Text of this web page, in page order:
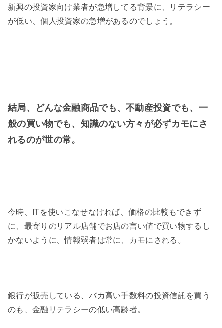
新興の投資家向け業者が急増してる背景に、リテラシー
が低い、個人投資家の急増があるのでしょう。
結局、どんな金融商品でも、不動産投資でも、一
般の買い物でも、知識のない方々が必ずカモにさ
れるのが世の常。
今時、ITを使いこなせなければ、価格の比較もできず
に、最寄りのリアル店舗でお店の言い値で買い物するし
かないように、情報弱者は常に、カモにされる。
銀行が販売している、バカ高い手数料の投資信託を買う
のも、金融リテラシーの低い高齢者。